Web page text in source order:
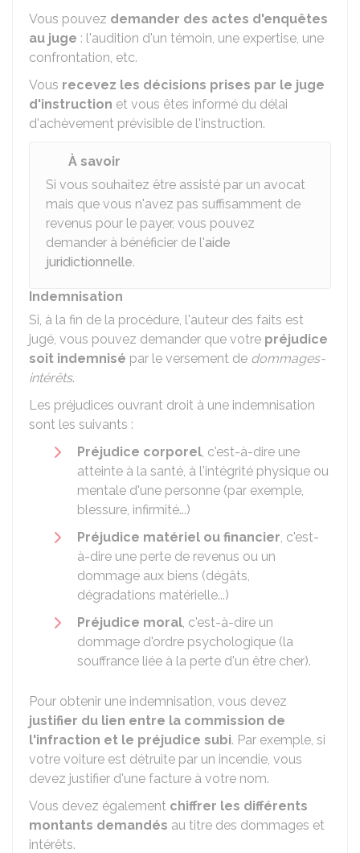
Vous pouvez demander des actes d'enquêtes
au juge : l'audition d'un témoin, une expertise, une
confrontation, etc.
Vous recevez les décisions prises par le juge
d'instruction et vous êtes informé du délai
d'achèvement prévisible de l'instruction.
À savoir
Si vous souhaitez être assisté par un avocat
mais que vous n'avez pas suffisamment de
revenus pour le payer, vous pouvez
demander à bénéficier de l'aide
juridictionnelle.
Indemnisation
Si, à la fin de la procédure, l'auteur des faits est
jugé, vous pouvez demander que votre préjudice
soit indemnisé par le versement de dommages-
intérêts.
Les préjudices ouvrant droit à une indemnisation
sont les suivants :
Préjudice corporel, c'est-à-dire une
atteinte à la santé, à l'intégrité physique ou
mentale d'une personne (par exemple,
blessure, infirmité...)
Préjudice matériel ou financier, c'est-
à-dire une perte de revenus ou un
dommage aux biens (dégâts,
dégradations matérielle...)
Préjudice moral, c'est-à-dire un
dommage d'ordre psychologique (la
souffrance liée à la perte d'un être cher).
Pour obtenir une indemnisation, vous devez
justifier du lien entre la commission de
l'infraction et le préjudice subi. Par exemple, si
votre voiture est détruite par un incendie, vous
devez justifier d'une facture à votre nom.
Vous devez également chiffrer les différents
montants demandés au titre des dommages et
intérêts.